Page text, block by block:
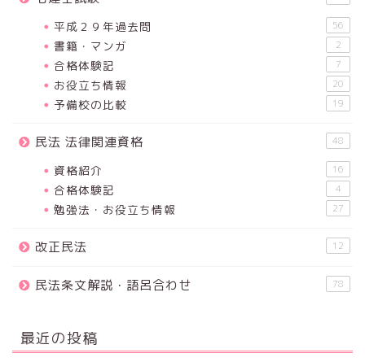
平成２９年過去問 56
書籍・マンガ 2
合格体験記 7
お役立ち情報 20
予備校の比較 19
民法 法律関連資格 48
資格紹介 16
合格体験記 4
勉強法・お役立ち情報 27
改正民法 12
民法条文解説・語呂合わせ 78
最近の投稿